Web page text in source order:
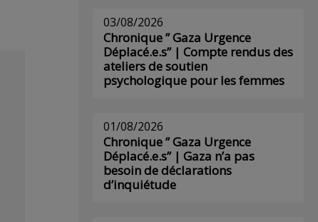
03/08/2026
Chronique ” Gaza Urgence
Déplacé.e.s” | Compte rendus des
ateliers de soutien
psychologique pour les femmes
01/08/2026
Chronique ” Gaza Urgence
Déplacé.e.s” | Gaza n’a pas
besoin de déclarations
d’inquiétude